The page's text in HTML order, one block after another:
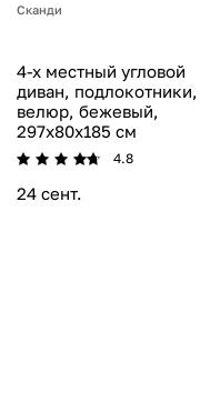
Сканди
4-х местный угловой
диван, подлокотники,
велюр, бежевый,
297x80x185 см
4.8
24 сент.